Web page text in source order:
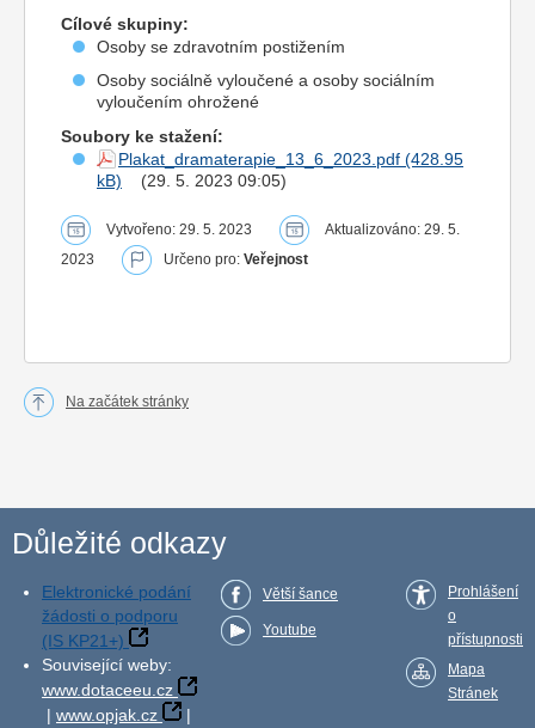
Cílové skupiny:
Osoby se zdravotním postižením
Osoby sociálně vyloučené a osoby sociálním
vyloučením ohrožené
Soubory ke stažení:
Plakat_dramaterapie_13_6_2023.pdf
(29. 5. 2023 09:05)
Vytvořeno: 29. 5. 2023
Aktualizováno: 29. 5.
2023
Určeno pro: Veřejnost
Na začátek stránky
Důležité odkazy
Elektronické podání
žádosti o podporu
(IS KP21+)
Související weby:
www.dotaceeu.cz
| www.opjak.cz
|
Větší šance
Youtube
Prohlášení
o
přístupnosti
Mapa
Stránek